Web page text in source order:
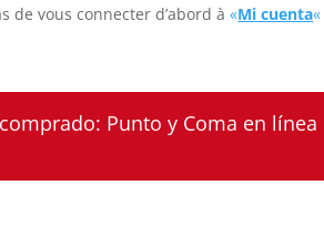
de vous connecter d’abord à«Mi cuenta«
Punto y Coma en línea